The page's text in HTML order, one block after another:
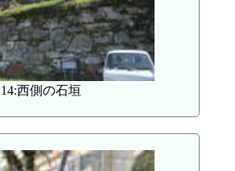
14:西側の石垣